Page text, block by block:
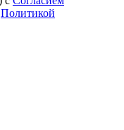
Политикой